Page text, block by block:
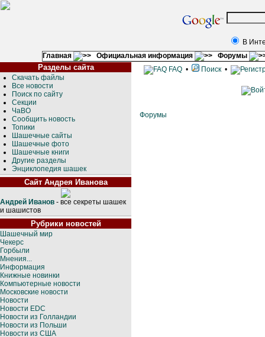
В
Главная
Официальная информация Форумы
Разделы сайта
Скачать файлы
Все новости
Поиск по сайту
Секции
ЧаВО
Сообщить новость
Топики
Шашечные сайты
Шашечные фото
Шашечные книги
Другие разделы
Энциклопедия шашек
Сайт Андрея Иванова
Андрей Иванов - все секреты шашек
и шашистов
Рубрики новостей
Шашечный мир
Чекерс
Горбыли
Мнения...
Информация
Книжные новинки
Компьютерные новости
Московские новости
Новости
Новости EDC
Новости из Голландии
Новости из Польши
Новости из США
FAQ • Поиск •
Форумы